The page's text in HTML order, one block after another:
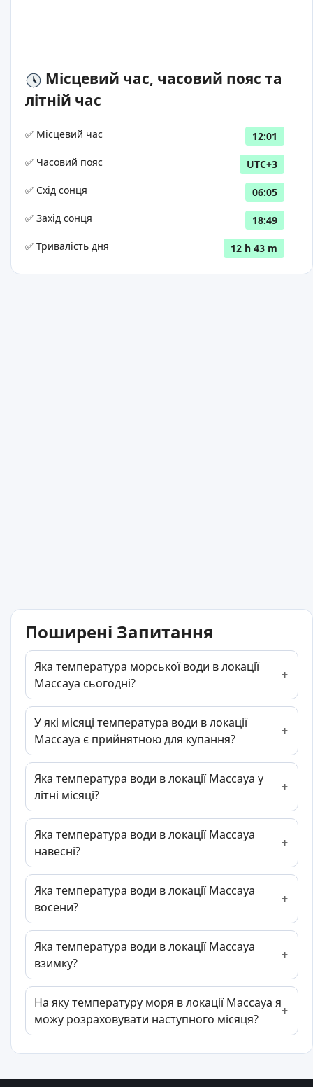
Місцевий час, часовий пояс та
літній час
✅ Місцевий час
12:01
✅ Часовий пояс
UTC+3
✅ Схід сонця
06:05
✅ Захід сонця
18:49
✅ Тривалість дня
12 h 43 m
Поширені Запитання
Яка температура морської води в локації
Массауа сьогодні?
У які місяці температура води в локації
Массауа є прийнятною для купання?
Яка температура води в локації Массауа у
літні місяці?
Яка температура води в локації Массауа
навесні?
Яка температура води в локації Массауа
восени?
Яка температура води в локації Массауа
взимку?
На яку температуру моря в локації Массауа я
можу розраховувати наступного місяця?